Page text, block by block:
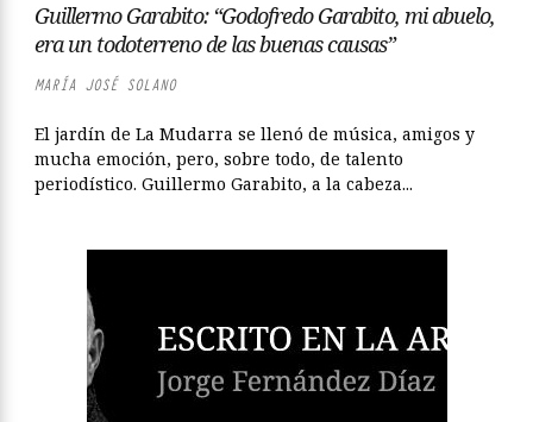
Guillermo Garabito: “Godofredo Garabito, mi abuelo,
era un todoterreno de las buenas causas”
MARÍA JOSÉ SOLANO
El jardín de La Mudarra se llenó de música, amigos y
mucha emoción, pero, sobre todo, de talento
periodístico. Guillermo Garabito, a la cabeza...